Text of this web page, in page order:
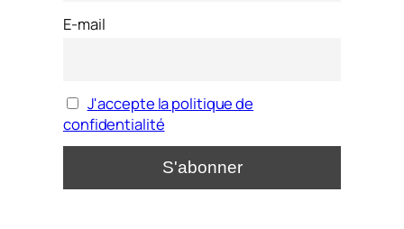
E-mail
J'accepte la politique de
confidentialité